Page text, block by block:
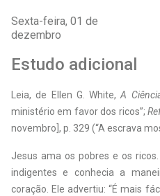
Sexta-feira, 01 de
dezembro
Estudo adicional
Leia, de Ellen G. White,A
ministério em favor dos ricos”;
novembro], p. 329 (“A escrava
Jesus ama os pobres e os
indigentes e conhecia a
coração. Ele advertiu: “É mais